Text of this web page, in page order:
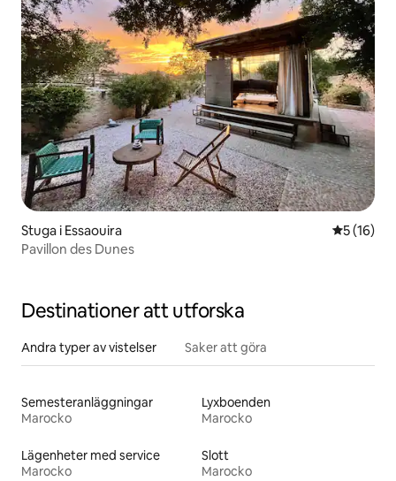
Stuga i Essaouira 5 av 5 i
5 (16)
Pavillon des Dunes
Destinationer att utforska
Andra typer av vistelser Saker att göra
Semesteranläggningar
Marocko
Lyxboenden
Marocko
Lägenheter med service
Marocko
Slott
Marocko